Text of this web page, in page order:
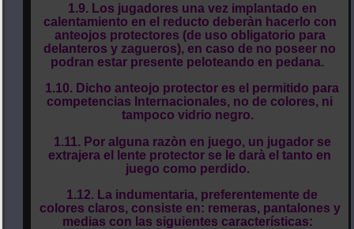
1.9. Los jugadores una vez implantado en
calentamiento en el reducto deberàn hacerlo con
anteojos protectores (de uso obligatorio para
delanteros y zagueros), en caso de no poseer no
podran estar presente peloteando en pedana.
1.10. Dicho anteojo protector es el permitido para
competencias Internacionales, no de colores, ni
tampoco vidrio negro.
1.11. Por alguna razòn en juego, un jugador se
extrajera el lente protector se le darà el tanto en
juego como perdido.
1.12. La indumentaria, preferentemente de
colores claros, consiste en: remeras, pantalones y
medias con las siguientes características: